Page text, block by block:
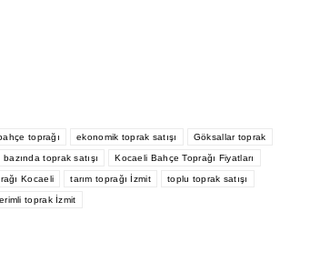
toprağı ekonomik toprak satışı Göksallar toprak
toprak satışı Kocaeli Bahçe Toprağı Fiyatları
Kocaeli tarım toprağı İzmit toplu toprak satışı
toprak İzmit